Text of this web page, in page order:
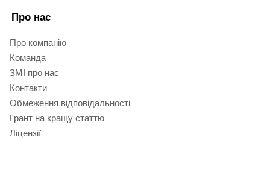
Про нас
Про компанію
Команда
ЗМІ про нас
Контакти
Обмеження відповідальності
Грант на кращу статтю
Ліцензії